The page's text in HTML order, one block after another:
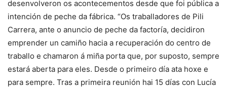
desenvolveron os acontecementos desde que foi pública a
intención de peche da fábrica. “Os traballadores de Pili
Carrera, ante o anuncio de peche da factoría, decidiron
emprender un camiño hacia a recuperación do centro de
traballo e chamaron á miña porta que, por suposto, sempre
estará aberta para eles. Desde o primeiro día ata hoxe e
para sempre. Tras a primeira reunión hai 15 días con Lucía